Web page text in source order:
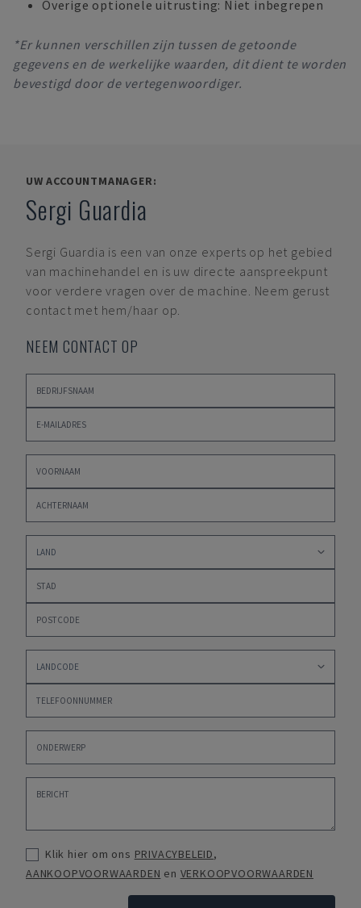
Overige optionele uitrusting: Niet inbegrepen
*Er kunnen verschillen zijn tussen de getoonde
gegevens en de werkelijke waarden, dit dient te worden
bevestigd door de vertegenwoordiger.
UW ACCOUNTMANAGER:
Sergi Guardia
Sergi Guardia is een van onze experts op het gebied
van machinehandel en is uw directe aanspreekpunt
voor verdere vragen over de machine. Neem gerust
contact met hem/haar op.
NEEM CONTACT OP
Klik hier om ons PRIVACYBELEID,
AANKOOPVOORWAARDEN en VERKOOPVOORWAARDEN